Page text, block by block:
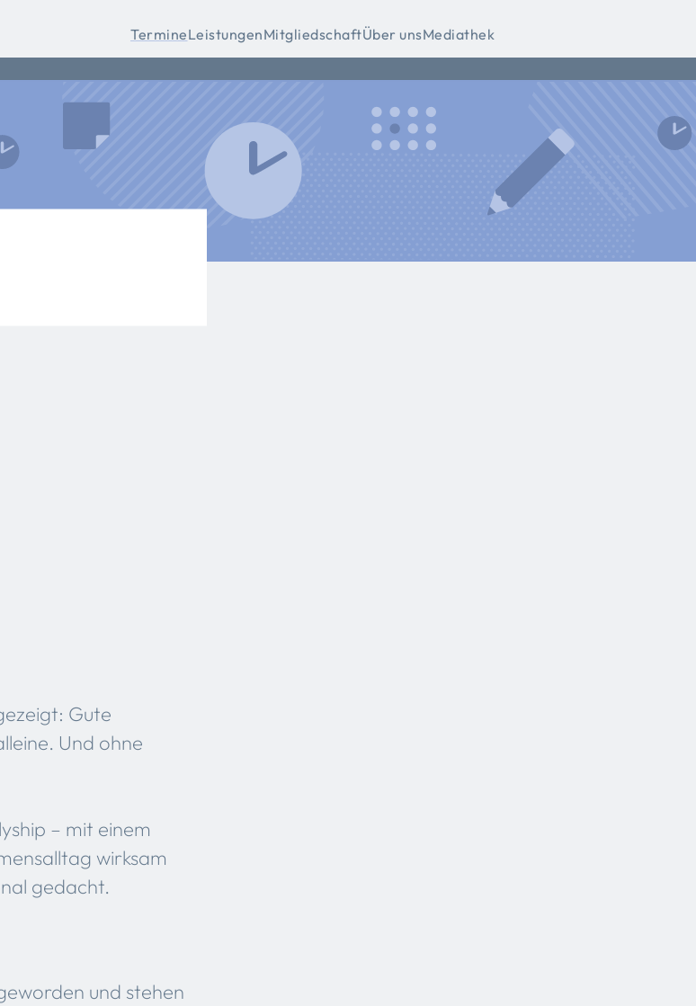
TermineLeistungenMitgliedschaftÜber unsMediathek
Gute
Und ohne
– mit einem
wirksam
gedacht.​
und stehen